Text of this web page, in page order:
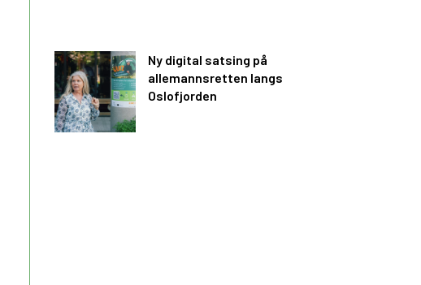
Ny digital satsing på
allemannsretten langs
Oslofjorden